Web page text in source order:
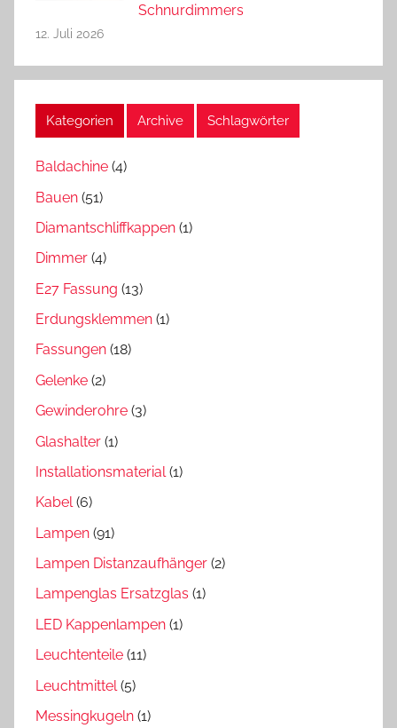
Schnurdimmers
12. Juli 2026
Kategorien Archive Schlagwörter
Baldachine (4)
Bauen (51)
Diamantschliffkappen (1)
Dimmer (4)
E27 Fassung (13)
Erdungsklemmen (1)
Fassungen (18)
Gelenke (2)
Gewinderohre (3)
Glashalter (1)
Installationsmaterial(1)
Kabel(6)
Lampen (91)
Lampen Distanzaufhänger (2)
Lampenglas Ersatzglas (1)
LED Kappenlampen (1)
Leuchtenteile (11)
Leuchtmittel (5)
Messingkugeln (1)